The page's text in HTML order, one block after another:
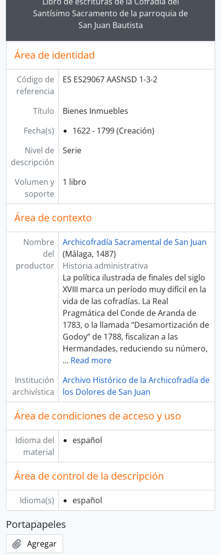
Santísimo Sacramento de la parroquia de
San Juan Bautista
Área de identidad
Código de
referencia
ES ES29067 AASNSD 1-3-2
Título
Bienes Inmuebles
Fecha(s)
1622 - 1799 (Creación)
Nivel de
descripción
Serie
Volumen y
soporte
1 libro
Área de contexto
Nombre
del
productor
Archicofradía Sacramental de San Juan
(Málaga, 1487)
Historia administrativa
La política ilustrada de finales del siglo
XVIII marca un período muy difícil en la
vida de las cofradías. La Real
Pragmática del Conde de Aranda de
1783, o la llamada “Desamortización de
Godoy” de 1788, fiscalizan a las
Hermandades, reduciendo su número,
… Read more
Institución
archivística
Archivo Histórico de la Archicofradía de
los Dolores de San Juan
Área de condiciones de acceso y uso
Idioma del
material
español
Área de control de la descripción
Idioma(s) español
Portapapeles
Agregar